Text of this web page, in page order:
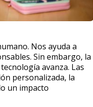
Nos ayuda a
Sin embargo, la
avanza. Las
personalizada, la
un impacto